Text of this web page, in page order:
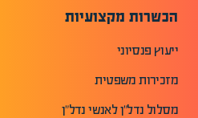
הכשרות מקצועיות
ייעוץ פנסיוני
מזכירות משפטית
מסלול נדל"ן לאנשי נדל"ן